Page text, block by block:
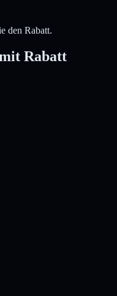
den Rabatt.
Rabatt